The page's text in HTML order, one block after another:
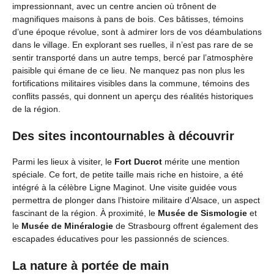
impressionnant, avec un centre ancien où trônent de
magnifiques maisons à pans de bois. Ces bâtisses, témoins
d’une époque révolue, sont à admirer lors de vos déambulations
dans le village. En explorant ses ruelles, il n’est pas rare de se
sentir transporté dans un autre temps, bercé par l’atmosphère
paisible qui émane de ce lieu. Ne manquez pas non plus les
fortifications militaires visibles dans la commune, témoins des
conflits passés, qui donnent un aperçu des réalités historiques
de la région.
Des sites incontournables à découvrir
Parmi les lieux à visiter, le Fort Ducrot mérite une mention
spéciale. Ce fort, de petite taille mais riche en histoire, a été
intégré à la célèbre Ligne Maginot. Une visite guidée vous
permettra de plonger dans l’histoire militaire d’Alsace, un aspect
fascinant de la région. À proximité, le Musée de Sismologie et
le Musée de Minéralogie de Strasbourg offrent également des
escapades éducatives pour les passionnés de sciences.
La nature à portée de main